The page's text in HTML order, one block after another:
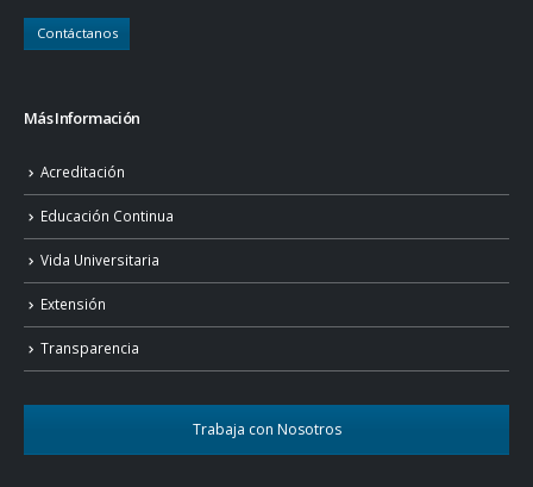
Contáctanos
Más Información
Acreditación
Educación Continua
Vida Universitaria
Extensión
Transparencia
Trabaja con Nosotros